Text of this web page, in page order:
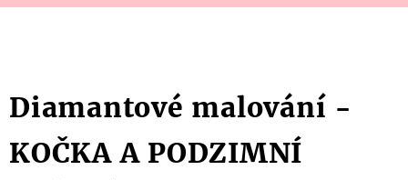
Diamantové malování -
KOČKA A PODZIMNÍ